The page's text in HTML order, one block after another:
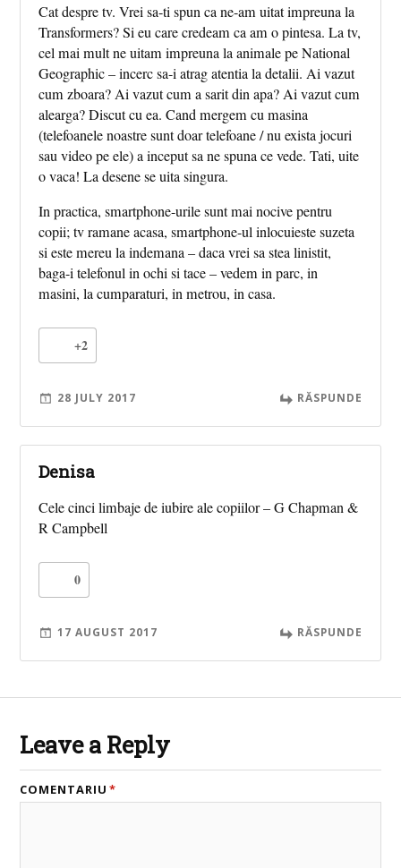
Cat despre tv. Vrei sa-ti spun ca ne-am uitat impreuna la
Transformers? Si eu care credeam ca am o pintesa. La tv,
cel mai mult ne uitam impreuna la animale pe National
Geographic – incerc sa-i atrag atentia la detalii. Ai vazut
cum zboara? Ai vazut cum a sarit din apa? Ai vazut cum
alearga? Discut cu ea. Cand mergem cu masina
(telefoanele noastre sunt doar telefoane / nu exista jocuri
sau video pe ele) a inceput sa ne spuna ce vede. Tati, uite
o vaca! La desene se uita singura.
In practica, smartphone-urile sunt mai nocive pentru
copii; tv ramane acasa, smartphone-ul inlocuieste suzeta
si este mereu la indemana – daca vrei sa stea linistit,
baga-i telefonul in ochi si tace – vedem in parc, in
masini, la cumparaturi, in metrou, in casa.
+2
28 JULY 2017 RĂSPUNDE
Denisa
Cele cinci limbaje de iubire ale copiilor – G Chapman &
R Campbell
0
17 AUGUST 2017 RĂSPUNDE
Leave a Reply
COMENTARIU *